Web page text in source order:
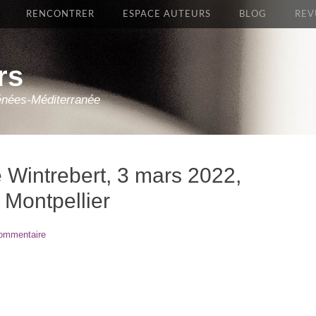
Méditerranée
RENCONTRER ESPACE AUTEURS BLOG
3 mars 2022,